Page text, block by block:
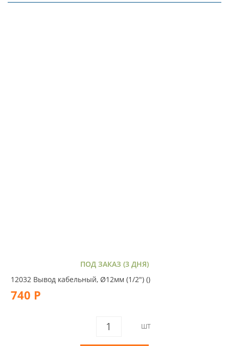
ПОД ЗАКАЗ (3 ДНЯ)
12032 Вывод кабельный, Ø12мм (1/2") ()
740 Р
ШТ